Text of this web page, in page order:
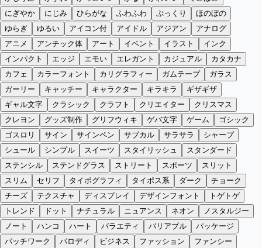
にぎやか
にじみ ひらがな ふわふわ ぷっくり
ほのぼの
ゆらぎ
ゆるい アイコン付 アイドル アジアン
アナログ
アニメ
アンチック体 アート イベント イラスト
インク
インパクト
エッジ エモい エレガント カジュアル
カタカナ
カフェ
カラーフォント カリグラフィー ガムテープ
ガラス
ガーリー
キャッチー キャラクター キラキラ
ギザギザ
ギャル文字
クラシック クラフト クリエイター
クリスマス
クレヨン
グッズ制作 グリフウィキ ゲバ文字 ゲーム
ゴシック
ゴスロリ
サイン サインペン サブカル サラサラ
シャープ
シュール
シンプル スイーツ スタイリッシュ
スタンダード
ステンシル
ステンドグラス ストリート スポーツ
スリット
スリム
セリフ タイポグラフィ タイポス系 ダーク
チョーク
チーズ
テクスチャ ディスプレイ デザインフォント
トゲトゲ
トレンド
ドット ナチュラル ニュアンス ネオン
ノスタルジー
ノート
ハンコ ハート バラエティ バリアブル
パッケージ
パッチワーク
パロディ ビジネス ファッション
ファンシー